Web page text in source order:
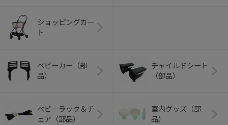
ショッピングカー
ト
ベビーカー（部
品）
チャイルドシート
（部品）
ベビーラック＆チ
ェア（部品）
室内グッズ（部
品）